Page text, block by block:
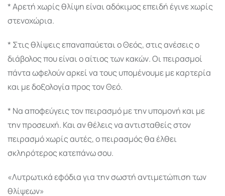
* Αρετή χωρίς θλίψη είναι αδόκιμος επειδή έγι­νε χωρίς
στενοχώρια.
* Στις θλίψεις επαναπαύεται ο Θεός, στις ανέ­σεις ο
διάβολος που είναι ο αίτιος των κακών. Οι πειρασμοί
πάντα ωφελούν αρκεί να τους υπομένου­με με καρτερία
και με δοξολογία προς τον Θεό.
* Να αποφεύγεις τον πειρασμό με την υπομονή και με
την προσευχή. Και αν θέλεις να αντισταθείς στον
πειρασμό χωρίς αυτές, ο πειρασμός θα έλθει
σκληρότερος κατεπάνω σου.
«Λυτρωτικά εφόδια για την σωστή αντιμετώπιση των
θλίψεων»